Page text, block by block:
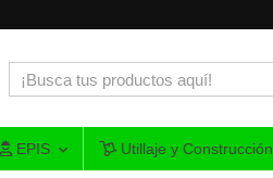
EPIS Utillaje y Construcción